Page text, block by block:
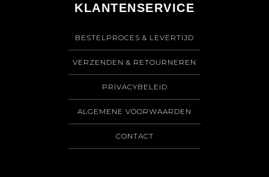
KLANTENSERVICE
BESTELPROCES & LEVERTIJD
VERZENDEN & RETOURNEREN
PRIVACYBELEID
ALGEMENE VOORWAARDEN
CONTACT